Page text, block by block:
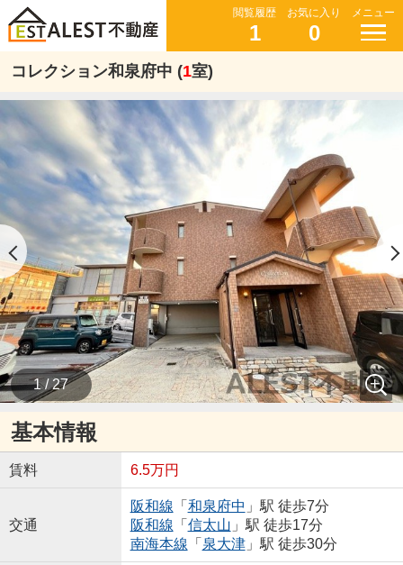
閲覧履歴
1
お気に入り
0
メニュー
コレクション和泉府中 (1室)
1 / 27
基本情報
賃料 6.5万円
交通
阪和線 「 和泉府中 」駅 徒歩7分
阪和線 「 信太山 」駅 徒歩17分
南海本線 「 泉大津」駅 徒歩30分